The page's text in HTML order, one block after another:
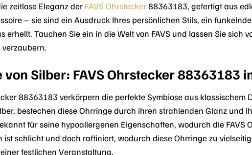
zeitlose Eleganz der FAVSOhrstecker88363183, gefertigt aus
– sie sind ein Ausdruck Ihres persönlichen Stils, ein
erhellt. Tauchen Sie ein in die Welt von FAVS und lassen Sie
von Silber: FAVS Ohrstecker 88363183
88363183 verkörpern die perfekte Symbiose aus
bestechen diese Ohrringe durch ihren strahlenden Glanz und
für seine hypoallergenen Eigenschaften, wodurch die
ist schlicht und doch raffiniert, wodurch diese Ohrringe zu
festlichen Veranstaltung.